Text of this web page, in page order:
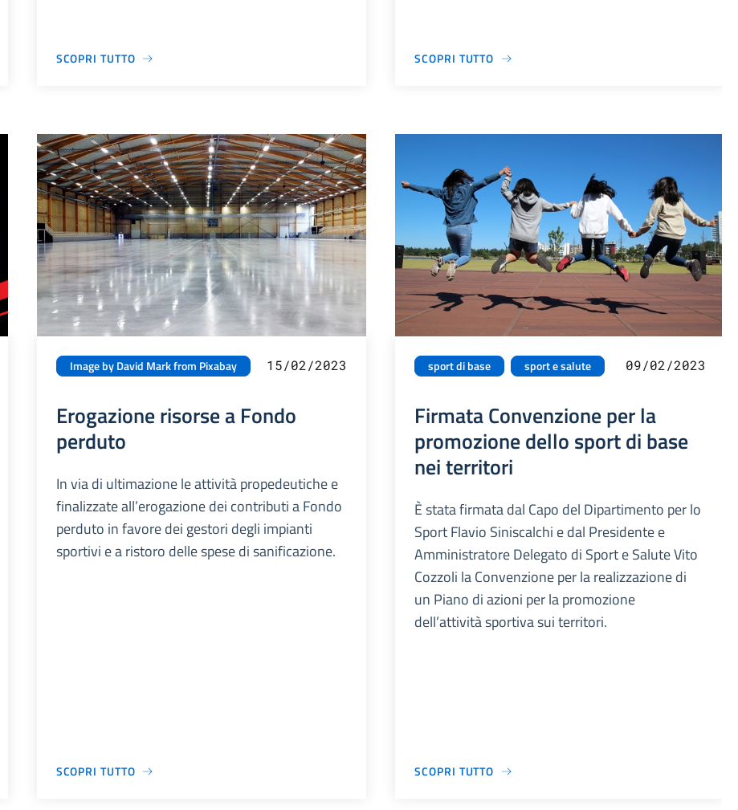
SCOPRI TUTTO SCOPRI TUTTO
Image by David Mark from Pixabay 15/02/2023
Erogazione risorse a Fondo
perduto
In via di ultimazione le attività propedeutiche e
finalizzate all’erogazione dei contributi a Fondo
perduto in favore dei gestori degli impianti
sportivi e a ristoro delle spese di sanificazione.
SCOPRI TUTTO
sport di base sport e salute 09/02/2023
Firmata Convenzione per la
promozione dello sport di base
nei territori
È stata firmata dal Capo del Dipartimento per lo
Sport Flavio Siniscalchi e dal Presidente e
Amministratore Delegato di Sport e Salute Vito
Cozzoli la Convenzione per la realizzazione di
un Piano di azioni per la promozione
dell’attività sportiva sui territori.
SCOPRI TUTTO